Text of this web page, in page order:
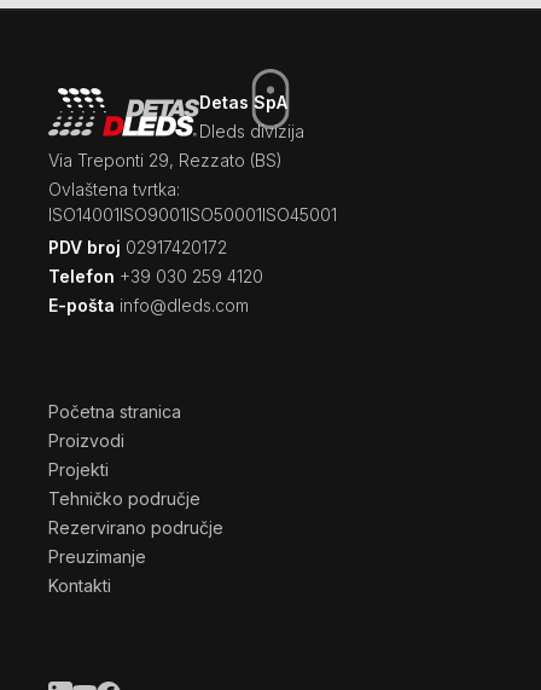
Detas SpA
Dleds divizija
Via Treponti 29, Rezzato (BS)
Ovlaštena tvrtka:
ISO14001ISO9001ISO50001ISO45001
PDV broj 02917420172
Telefon +39 030 259 4120
E-pošta info@dleds.com
Početna stranica
Proizvodi
Projekti
Tehničko područje
Rezervirano područje
Preuzimanje
Kontakti